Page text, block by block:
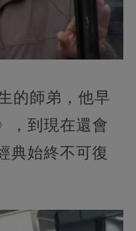
的師弟，他早
，到現在還會
典始終不可復